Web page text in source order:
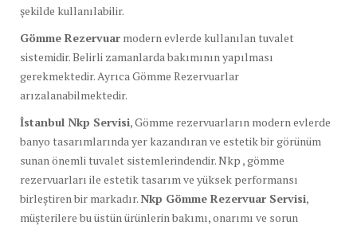
şekilde kullanılabilir.
Gömme Rezervuar modern evlerde kullanılan tuvalet
sistemidir. Belirli zamanlarda bakımının yapılması
gerekmektedir. Ayrıca Gömme Rezervuarlar
arızalanabilmektedir.
İstanbul Nkp Servisi, Gömme rezervuarların modern evlerde
banyo tasarımlarında yer kazandıran ve estetik bir görünüm
sunan önemli tuvalet sistemlerindendir. Nkp , gömme
rezervuarları ile estetik tasarım ve yüksek performansı
birleştiren bir markadır. Nkp Gömme Rezervuar Servisi,
müşterilere bu üstün ürünlerin bakımı, onarımı ve sorun